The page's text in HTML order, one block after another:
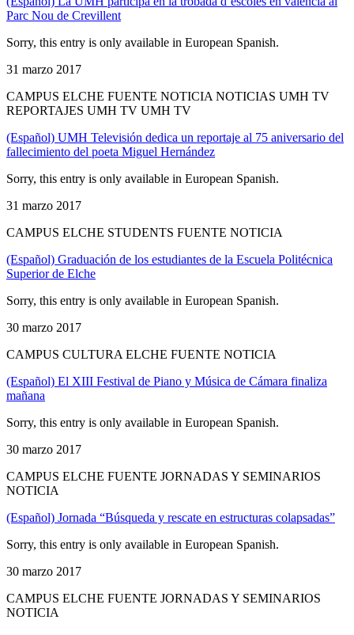
Parc Nou de Crevillent
Sorry, this entry is only available in European Spanish.
31 marzo 2017
CAMPUS ELCHE FUENTE NOTICIA NOTICIAS UMH TV
REPORTAJES UMH TV UMH TV
(Español) UMH Televisión dedica un reportaje al 75 aniversario del
fallecimiento del poeta Miguel Hernández
Sorry, this entry is only available in European Spanish.
31 marzo 2017
CAMPUS ELCHE STUDENTS FUENTE NOTICIA
(Español) Graduación de los estudiantes de la Escuela Politécnica
Superior de Elche
Sorry, this entry is only available in European Spanish.
30 marzo 2017
CAMPUS CULTURA ELCHE FUENTE NOTICIA
(Español) El XIII Festival de Piano y Música de Cámara finaliza
mañana
Sorry, this entry is only available in European Spanish.
30 marzo 2017
CAMPUS ELCHE FUENTE JORNADAS Y SEMINARIOS
NOTICIA
(Español) Jornada “Búsqueda y rescate en estructuras colapsadas”
Sorry, this entry is only available in European Spanish.
30 marzo 2017
CAMPUS ELCHE FUENTE JORNADAS Y SEMINARIOS
NOTICIA